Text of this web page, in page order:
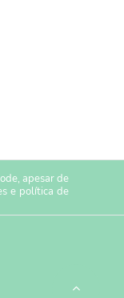
apesar de
e política de